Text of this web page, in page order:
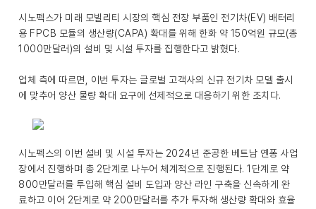
시노펙스가 미래 모빌리티 시장의 핵심 전장 부품인 전기차(EV) 배터리
용 FPCB 모듈의 생산량(CAPA) 확대를 위해 한화 약 150억원 규모(총
1000만달러)의 설비 및 시설 투자를 집행한다고 밝혔다.
업체 측에 따르면, 이번 투자는 글로벌 고객사의 신규 전기차 모델 출시
에 맞추어 양산 물량 확대 요구에 선제적으로 대응하기 위한 조치다.
시노펙스의 이번 설비 및 시설 투자는 2024년 준공한 베트남 옌퐁 사업
장에서 진행하며 총 2단계로 나누어 체계적으로 진행된다. 1단계로 약
800만달러를 투입해 핵심 설비 도입과 양산 라인 구축을 신속하게 완
료하고 이어 2단계로 약 200만달러를 추가 투자해 생산량 확대와 효율